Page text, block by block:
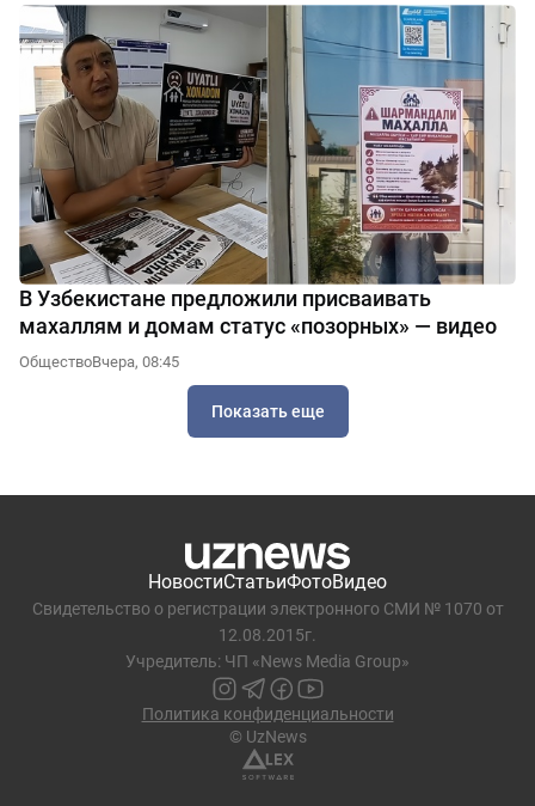
В Узбекистане предложили присваивать
махаллям и домам статус «позорных» — видео
ОбществоВчера, 08:45
Показать еще
НовостиСтатьиФотоВидео
Свидетельство о регистрации электронного СМИ № 1070 от
12.08.2015г.
Учредитель: ЧП «News Media Group»
Политика конфиденциальности
© UzNews